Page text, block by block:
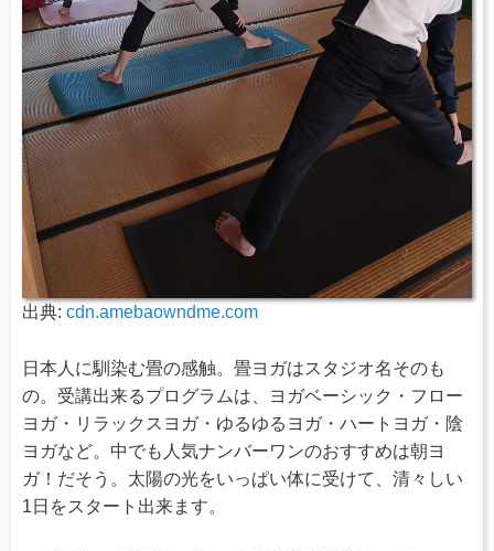
出典: cdn.amebaowndme.com
日本人に馴染む畳の感触。畳ヨガはスタジオ名そのも
の。受講出来るプログラムは、ヨガベーシック・フロー
ヨガ・リラックスヨガ・ゆるゆるヨガ・ハートヨガ・陰
ヨガなど。中でも人気ナンバーワンのおすすめは朝ヨ
ガ！だそう。太陽の光をいっぱい体に受けて、清々しい
1日をスタート出来ます。